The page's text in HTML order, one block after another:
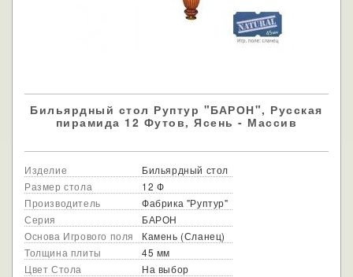
Бильярдный стол Руптур "БАРОН", Русская
пирамида 12 Футов, Ясень - Массив
Изделие
Бильярдный стол
Размер стола
12 Ф
Производитель
Фабрика "Руптур"
Серия
БАРОН
Основа Игрового поля
Камень (Сланец)
Толщина плиты
45 мм
Цвет Стола
На выбор